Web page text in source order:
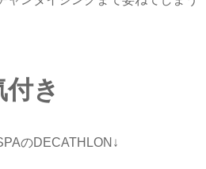
き
のDECATHLON↓